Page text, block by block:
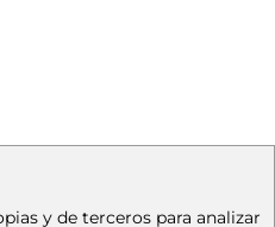
y de terceros para analizar